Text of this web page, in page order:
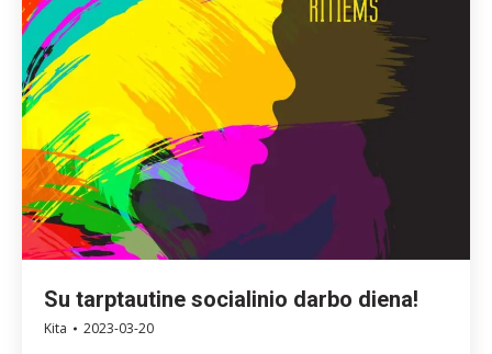
Su tarptautine socialinio darbo diena!
Kita 2023-03-20